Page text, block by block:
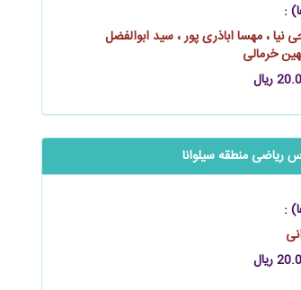
:
، مهسا اباذری‌ پور ، سید ابوالفضل
خرمالی
ریاضی منطقه سیلوانا
: